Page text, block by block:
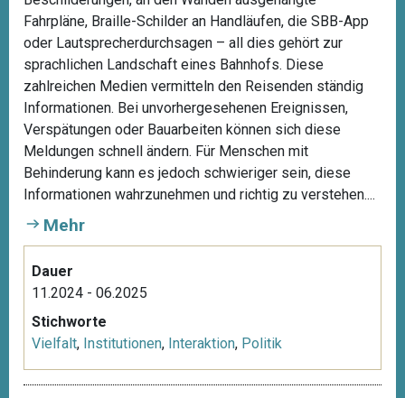
Fahrpläne, Braille-Schilder an Handläufen, die SBB-App
oder Lautsprecherdurchsagen – all dies gehört zur
sprachlichen Landschaft eines Bahnhofs. Diese
zahlreichen Medien vermitteln den Reisenden ständig
Informationen. Bei unvorhergesehenen Ereignissen,
Verspätungen oder Bauarbeiten können sich diese
Meldungen schnell ändern. Für Menschen mit
Behinderung kann es jedoch schwieriger sein, diese
Informationen wahrzunehmen und richtig zu verstehen....
Mehr
Dauer
11.2024 - 06.2025
Stichworte
Vielfalt, Institutionen, Interaktion, Politik